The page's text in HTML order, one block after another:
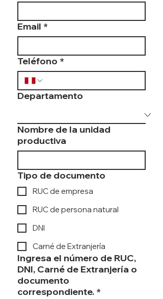
Email *
Teléfono *
Departamento
Nombre de la unidad
productiva
Tipo de documento
RUC de empresa
RUC de persona natural
DNI
Carné de Extranjería
Ingresa el número de RUC,
DNI, Carné de Extranjería o
documento
correspondiente. *